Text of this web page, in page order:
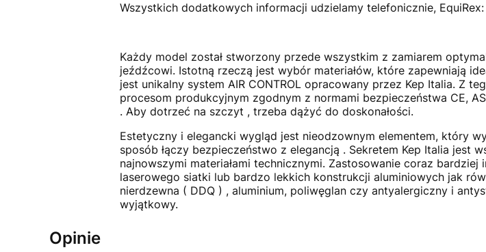
Wszystkich dodatkowych informacji udzielamy telefonicznie,
Każdy model został stworzony przede wszystkim z zamiarem
jeźdźcowi. Istotną rzeczą jest wybór materiałów, które zapewniają
jest unikalny system AIR CONTROL opracowany przez Kep Italia. Z
procesom produkcyjnym zgodnym z normami bezpieczeństwa CE,
. Aby dotrzeć na szczyt , trzeba dążyć do doskonałości.
Estetyczny i elegancki wygląd jest nieodzownym elementem, który
sposób łączy bezpieczeństwo z elegancją . Sekretem Kep Italia jest
najnowszymi materiałami technicznymi. Zastosowanie coraz
laserowego siatki lub bardzo lekkich konstrukcji aluminiowych jak
nierdzewna ( DDQ ) , aluminium, poliwęglan czy antyalergiczny i
wyjątkowy.
Opinie